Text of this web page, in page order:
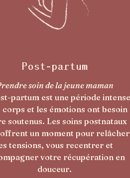
& adolescents
moment de bien-être pour les plus
jeunes
Parce que les enfants et les
peuvent eux aussi
du stress ou des tensions, des
adaptés leur permettent de se
d’apaiser leurs émotions et
retrouver un équilibre dans leur